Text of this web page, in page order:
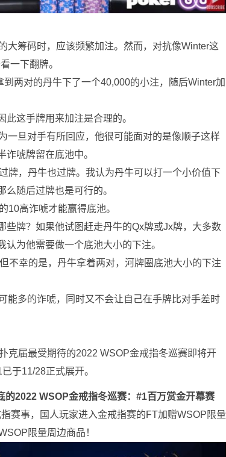
大筹码时，应该频繁加注。然而，对抗像Winter这
一下翻牌。
两对的丹牛下了一个40,000的小注，随后Winter加
这手牌用来加注是合理的。
一旦对手有所回应，他很可能面对的是像顺子这样
唬牌留在底池中。
牌，丹牛也过牌。我认为丹牛可以打一个小价值下
随后过牌也是可行的。
10高诈唬才能赢得底池。
牌？如果他试图赶走丹牛的Qx牌或Jx牌，大多数
为他需要做一个底池大小的下注。
不幸的是，丹牛拿着两对，河牌圈底池大小的下注
能多的诈唬，同时又不会让自己在手牌比对手差时
克届最受期待的2022 WSOP金戒指冬巡赛即将开
于11/28正式展开。
的2022 WSOP金戒指冬巡赛：#1百万赏金开幕赛
赛事，国人玩家进入金戒指赛的FT加赠WSOP限量
限量周边商品！